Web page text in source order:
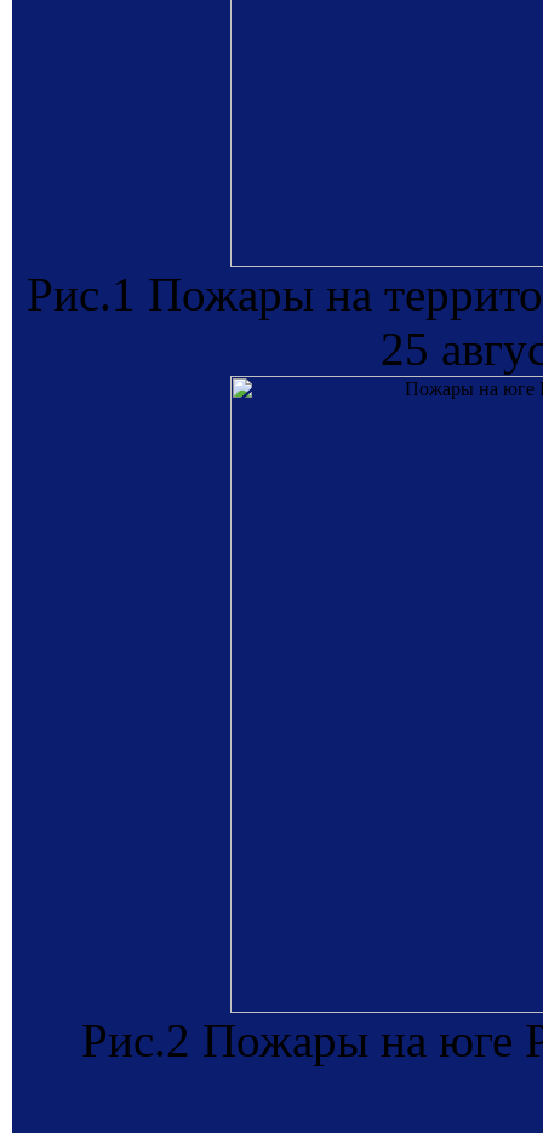
Рис.1 Пожары на
25
Рис.2 Пожары на юге